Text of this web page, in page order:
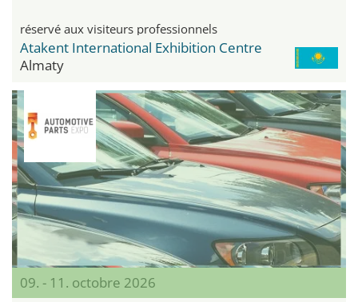
réservé aux visiteurs professionnels
Atakent International Exhibition Centre
Almaty
09. - 11. octobre 2026